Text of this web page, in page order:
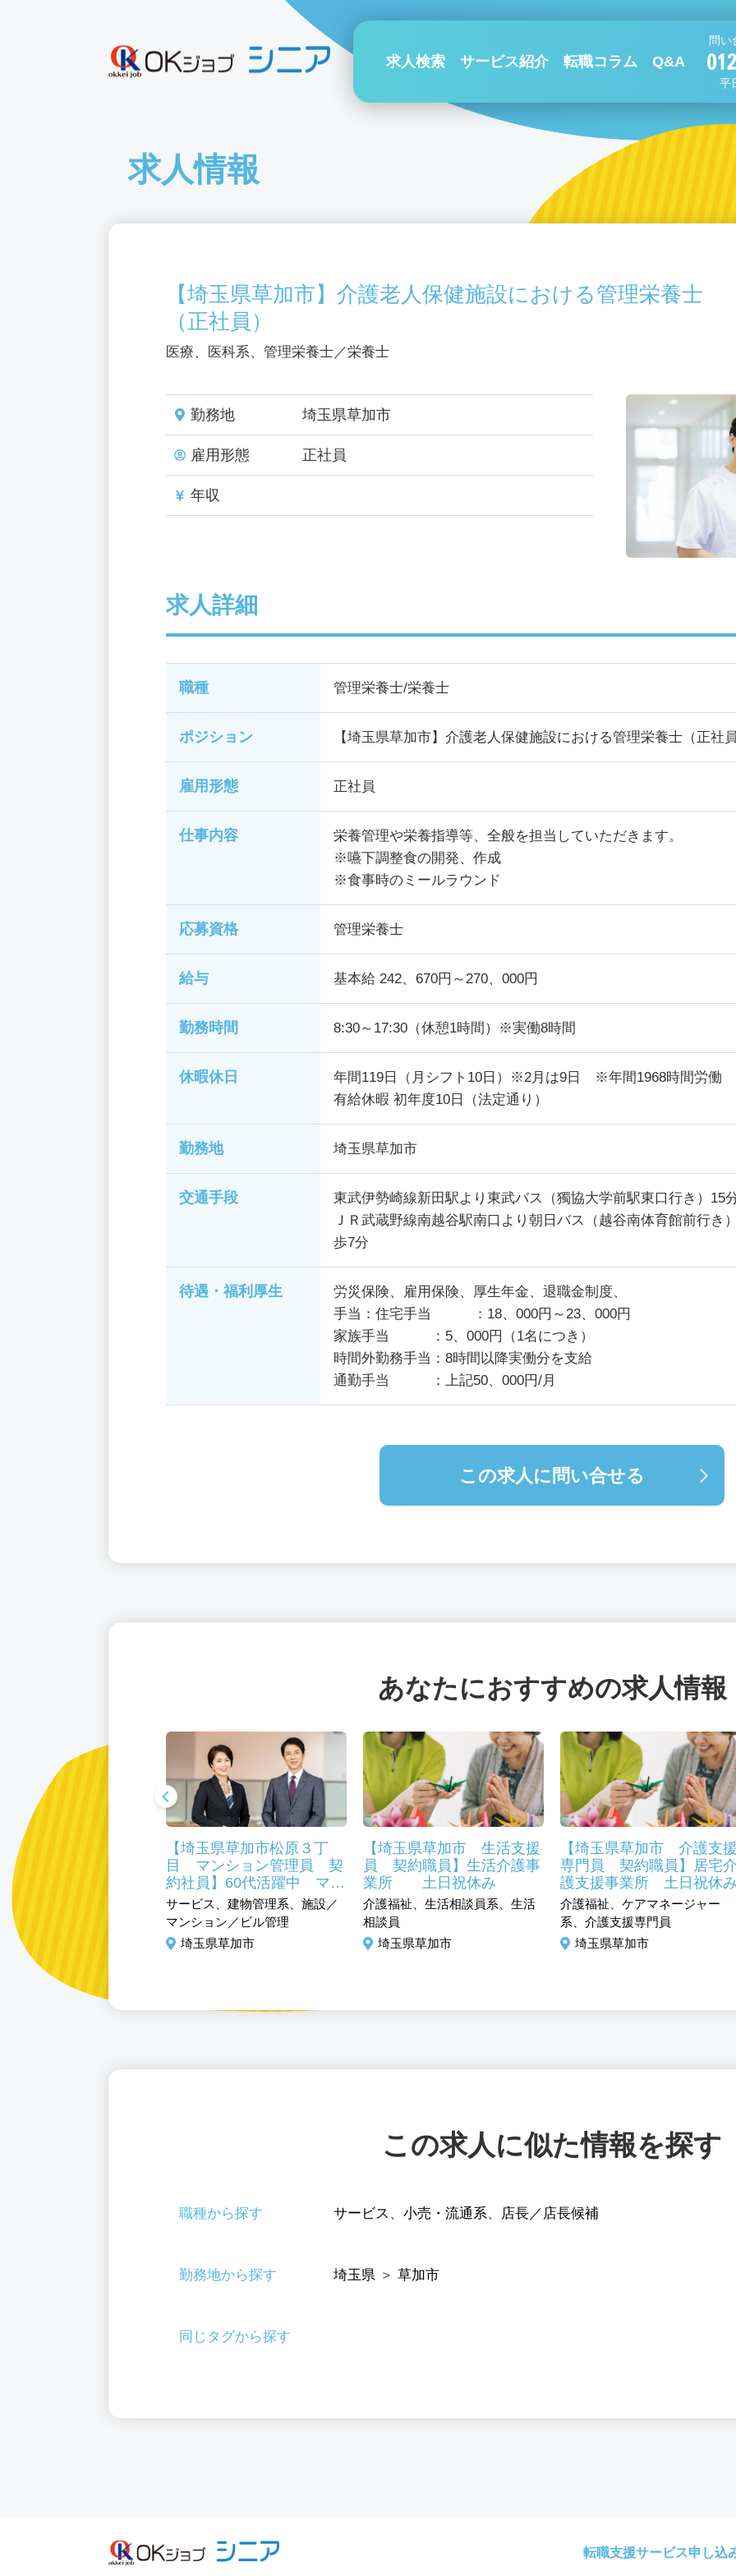
求人検索 サービス紹介 転職コラム Q&A
問い
平
求人情報
【埼玉県草加市】介護老人保健施設における管理栄養士
（正社員）
医療、医科系、管理栄養士／栄養士
勤務地 埼玉県草加市
雇用形態 正社員
年収
求人詳細
職種 管理栄養士/栄養士
ポジション 【埼玉県草加市】介護老人保健施設における管理栄養士（正社
雇用形態 正社員
仕事内容
栄養管理や栄養指導等、全般を担当していただきます。
※嚥下調整食の開発、作成
※食事時のミールラウンド
応募資格 管理栄養士
給与 基本給 242、670円～270、000円
勤務時間 8:30～17:30（休憩1時間）※実働8時間
休暇休日
年間119日（月シフト10日）※2月は9日 ※年間1968時間労働
有給休暇 初年度10日（法定通り）
勤務地 埼玉県草加市
交通手段
東武伊勢崎線新田駅より東武バス（獨協大学前駅東口行き）
ＪＲ武蔵野線南越谷駅南口より朝日バス（越谷南体育館前行
歩7分
待遇・福利厚生
労災保険、雇用保険、厚生年金、退職金制度、
手当：住宅手当 ：18、000円～23、000円
家族手当 ：5、000円（1名につき）
時間外勤務手当：8時間以降実働分を支給
通勤手当 ：上記50、000円/月
この求人に問い合せる
あなたにおすすめの求人情報
・草加】地域密着ス
店長候補
ス、小売・流通系、店長
補
県草加市
【埼玉県草加市松原３丁
目 マンション管理員 契
約社員】60代活躍中 マン
ション管理員未経験からス
タートOK
サービス、建物管理系、施設／
マンション／ビル管理
埼玉県草加市
【埼玉県草加市 生活支援
員 契約職員】生活介護事
業所 土日祝休み
介護福祉、生活相談員系、生活
相談員
埼玉県草加市
【埼玉県草加市 介護支
専門員 契約職員】居宅
護支援事業所 土日祝休
介護福祉、ケアマネージャー
系、介護支援専門員
埼玉県草加市
この求人に似た情報を探す
職種から探す サービス 、 小売・流通系、 店長／店長候補
勤務地から探す 埼玉県 ＞ 草加市
同じタグから探す
転職支援サービス申し込